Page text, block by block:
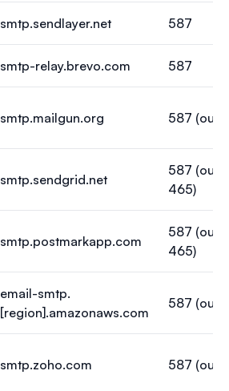
smtp.sendlayer.net 587
smtp-relay.brevo.com 587
smtp.mailgun.org 587 (ou
smtp.sendgrid.net
587 (ou
465)
smtp.postmarkapp.com
587 (ou
465)
email-smtp.
[region].amazonaws.com
587 (ou
smtp.zoho.com 587 (ou